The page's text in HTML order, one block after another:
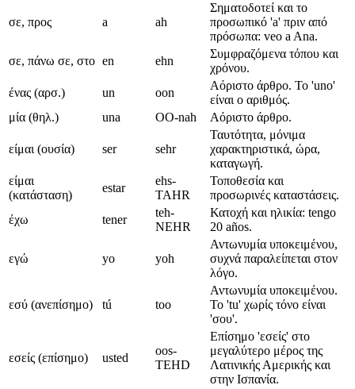
σε, προς a ah
Σηματοδοτεί και το
προσωπικό 'a' πριν από
πρόσωπα: veo a Ana.
σε, πάνω σε, στο en ehn
Συμφραζόμενα τόπου και
χρόνου.
ένας (αρσ.)
un oon
Αόριστο άρθρο. Το 'uno'
είναι ο αριθμός.
μία (θηλ.)
una OO-nah Αόριστο άρθρο.
είμαι (ουσία) ser sehr
Ταυτότητα, μόνιμα
χαρακτηριστικά, ώρα,
καταγωγή.
είμαι
(κατάσταση)
estar
ehs-
TAHR
Τοποθεσία και
προσωρινές καταστάσεις.
έχω
tener
teh-
NEHR
Κατοχή και ηλικία: tengo
20 años.
εγώ yo yoh
Αντωνυμία υποκειμένου,
συχνά παραλείπεται στον
λόγο.
εσύ (ανεπίσημο) tú too
Αντωνυμία υποκειμένου.
Το 'tu' χωρίς τόνο είναι
'σου'.
εσείς (επίσημο) usted
oos-
TEHD
Επίσημο 'εσείς' στο
μεγαλύτερο μέρος της
Λατινικής Αμερικής και
στην Ισπανία.